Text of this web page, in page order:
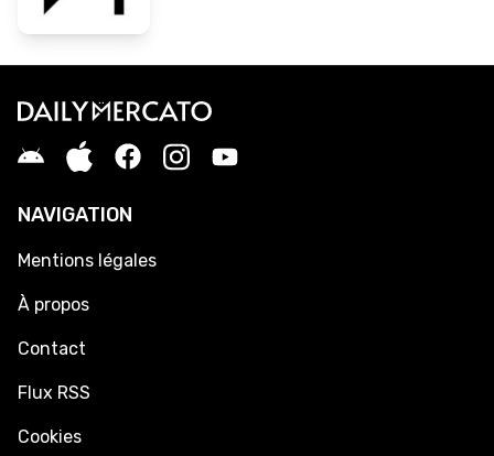
NAVIGATION
Mentions légales
À propos
Contact
Flux RSS
Cookies